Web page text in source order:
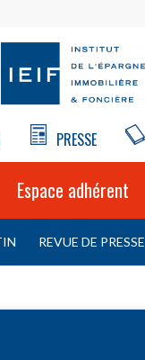
PRESSE
Espace adhérent
REVUE DE PRESSE